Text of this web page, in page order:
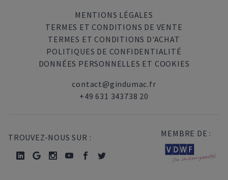
MENTIONS LÉGALES
TERMES ET CONDITIONS DE VENTE
TERMES ET CONDITIONS D'ACHAT
POLITIQUES DE CONFIDENTIALITÉ
DONNÉES PERSONNELLES ET COOKIES
contact@gindumac.fr
+49 631 343738 20
TROUVEZ-NOUS SUR : MEMBRE DE :